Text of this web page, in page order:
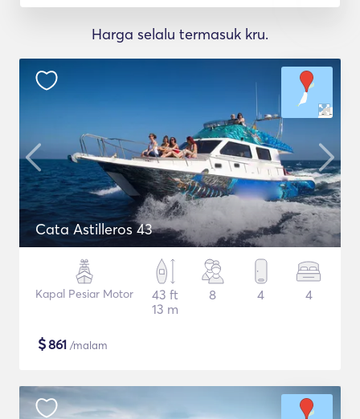
Harga selalu termasuk kru.
Cata Astilleros 43
Kapal Pesiar Motor
43 ft
13 m
8 4 4
$861 /malam